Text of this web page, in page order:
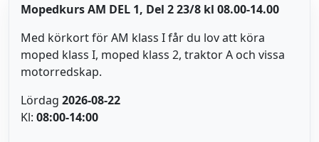
Mopedkurs AM DEL 1, Del 2 23/8 kl 08.00-14.00
Med körkort för AM klass I får du lov att köra
moped klass I, moped klass 2, traktor A och vissa
motorredskap.
Lördag 2026-08-22
Kl: 08:00-14:00